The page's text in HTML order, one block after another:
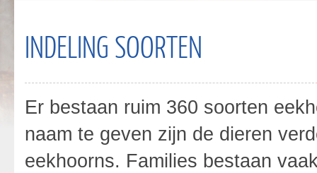
INDELING SOORTEN
Er bestaan ruim 360 soorten
naam te geven zijn de dieren
eekhoorns. Families bestaan